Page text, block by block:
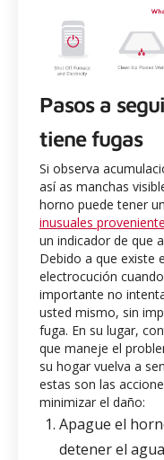
Pasos a
tiene fugas
Si observa
así as manchas
horno puede tener
inusuales
un indicador de que
Debido a que existe
electrocución
importante no
usted mismo, sin
fuga. En su lugar,
que maneje el
su hogar vuelva a
estas son las
minimizar el daño:
Apague el
detener el